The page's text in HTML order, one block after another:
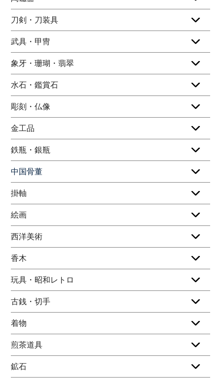
刀剣・刀装具
武具・甲冑
象牙・珊瑚・翡翠
水石・鑑賞石
彫刻・仏像
金工品
鉄瓶・銀瓶
中国骨董
掛軸
絵画
西洋美術
香木
玩具・昭和レトロ
古銭・切手
着物
煎茶道具
鉱石